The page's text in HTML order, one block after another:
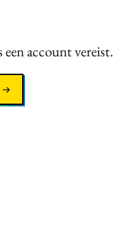
een account vereist.